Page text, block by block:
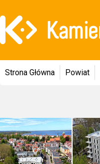
Strona Główna Powiat